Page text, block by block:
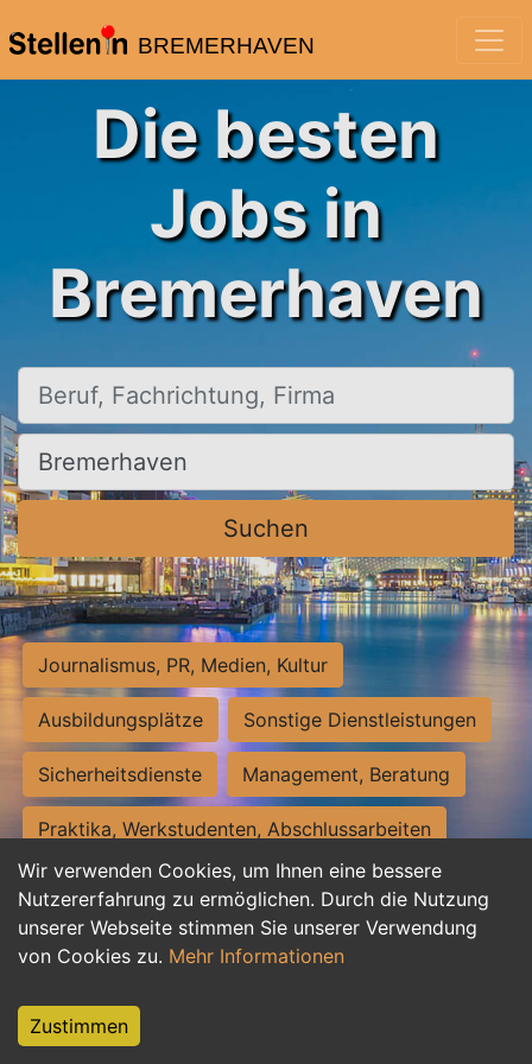
BREMERHAVEN
Wir verwenden Cookies, um Ihnen eine bessere
Nutzererfahrung zu ermöglichen. Durch die Nutzung
unserer Webseite stimmen Sie unserer Verwendung
von Cookies zu. Mehr Informationen
Zustimmen
Die besten
Jobs in
Bremerhaven
Beruf, Fachrichtung, Firma
Ort, Stadt
Suchen
Journalismus, PR, Medien, Kultur
Ausbildungsplätze Sonstige Dienstleistungen
Sicherheitsdienste Management, Beratung
Praktika, Werkstudenten, Abschlussarbeiten
Personalwesen Assistenz, Sekretariat
Hilfskräfte, Aushilfs- und Nebenjobs
Weiterbildung, Studium, duale Ausbildung